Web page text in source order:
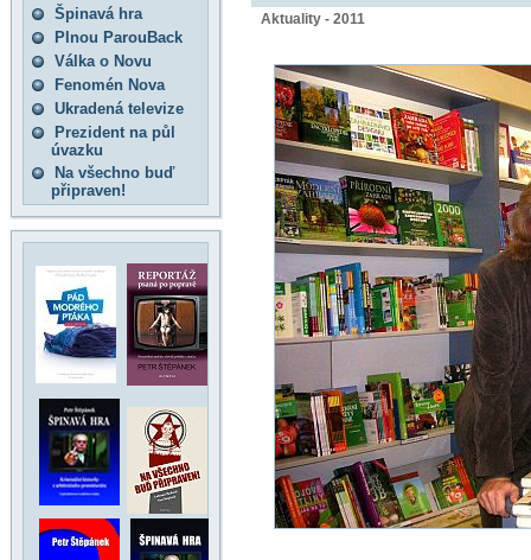
Špinavá hra
Plnou ParouBack
Válka o Novu
Fenomén Nova
Ukradená televize
Prezident na půl
úvazku
Na všechno buď
připraven!
Aktuality - 2011